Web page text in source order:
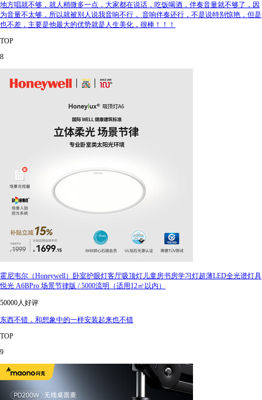
地方唱就不够，就人稍微多一点，大家都在说话，吃饭喝酒，伴奏音量就不够了，因
为音量不太够，所以就被别人说我音响不行， 音响伴奏还行，不是说特别惊艳，但是
也不差，主要是他最大的优势就是人生美化，很棒！！！
TOP
8
霍尼韦尔（Honeywell）卧室护眼灯客厅吸顶灯儿童房书房学习灯超薄LED全光谱灯具
悦光 A6BPro 场景节律版 / 5000流明（适用12㎡以内）
50000人好评
东西不错，和想象中的一样安装起来也不错
TOP
9